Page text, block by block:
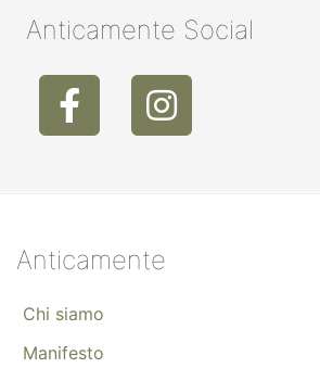
Anticamente Social
Anticamente
Chi siamo
Manifesto